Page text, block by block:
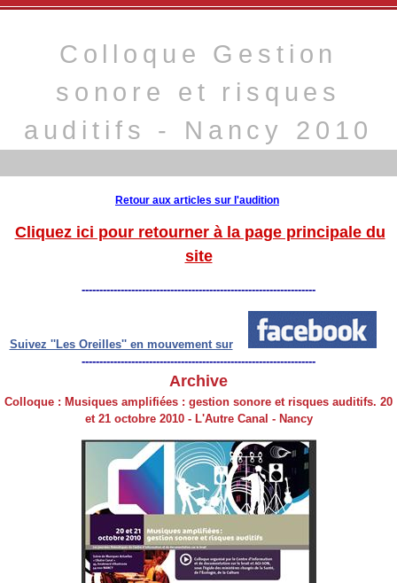
Colloque Gestion
sonore et risques
auditifs - Nancy 2010
Retour aux articles sur l'audition
Cliquez ici pour retourner à la page principale du
site
------------------------------------------------------------------
Suivez ''Les Oreilles'' en mouvement sur
------------------------------------------------------------------
Archive
Colloque : Musiques amplifiées : gestion sonore et risques auditifs. 20
et 21 octobre 2010 - L'Autre Canal - Nancy